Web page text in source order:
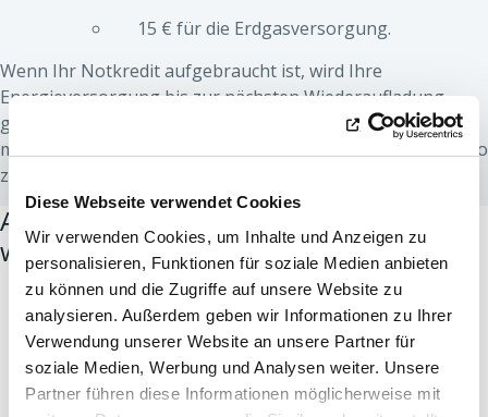
Diese Webseite verwendet Cookies
Wir verwenden Cookies, um Inhalte und Anzeigen zu
personalisieren, Funktionen für soziale Medien anbieten
zu können und die Zugriffe auf unsere Website zu
analysieren. Außerdem geben wir Informationen zu Ihrer
Verwendung unserer Website an unsere Partner für
soziale Medien, Werbung und Analysen weiter. Unsere
Partner führen diese Informationen möglicherweise mit
15 € für die Erdgasversorgung.
Wenn Ihr Notkredit aufgebraucht ist, wird Ihre
Energieversorgung bis zur nächsten Wiederaufladung
gesperrt. Um Ihre Energieversorgung wiederherzustellen,
müssen Sie Ihren Zähler aufladen, um einen positiven Saldo
zu erreichen.
Als geschützter Kunde haben Sie
weitere Vorteile:
Wenn Ihr Notkredit aufgebraucht ist und Sie nicht
in der Lage sind, Ihren Zähler aufzuladen,
verfügen Sie dank des
elektrischen
Leistungsbegrenzersüber eine
Mindeststromversorgung für einen begrenzten
Zeitraum.